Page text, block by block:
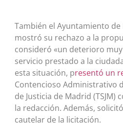
También el Ayuntamiento de
mostró su rechazo a la
consideró «un deterioro
servicio prestado a la
esta situación, presentó un
Contencioso Administrativo
de Justicia de Madrid (TSJM)
la redacción. Además,
cautelar de la licitación.